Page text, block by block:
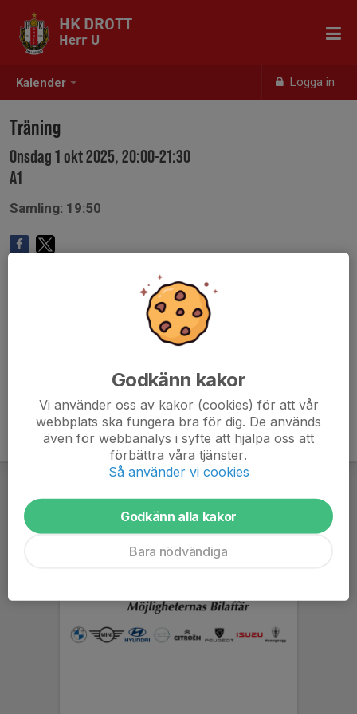
Kalender Logga in
HK DROTT
Herr U
Träning
Onsdag 1 okt 2025, 20:00-21:30
A1
Samling: 19:50
Godkänn kakor
Vi använder oss av kakor (cookies) för att vår
webbplats ska fungera bra för dig. De används
även för webbanalys i syfte att hjälpa oss att
förbättra våra tjänster.
Så använder vi cookies
Godkänn alla kakor
Bara nödvändiga